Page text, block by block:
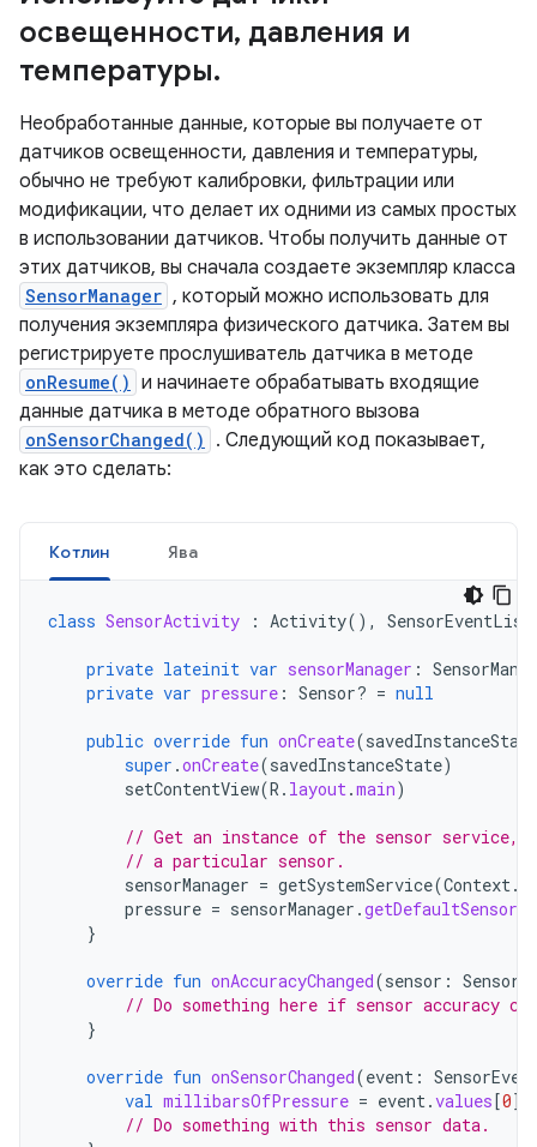
освещенности, давления и
температуры.
Необработанные данные, которые вы получаете от
датчиков освещенности, давления и температуры,
обычно не требуют калибровки, фильтрации или
модификации, что делает их одними из самых простых
в использовании датчиков. Чтобы получить данные от
этих датчиков, вы сначала создаете экземпляр класса
SensorManager , который можно использовать для
получения экземпляра физического датчика. Затем вы
регистрируете прослушиватель датчика в методе
onResume() и начинаете обрабатывать входящие
данные датчика в методе обратного вызова
onSensorChanged()
. Следующий код показывает,
как это сделать:
Котлин Ява
class SensorActivity : Activity(),
private lateinit var sensorManager :
private var pressure : Sensor? = null
public override fun onCreate(savedInstanceState
super .onCreate(savedInstanceState)
setContentView(R . layout.main)
// Get an instance of the sensor service,
// a particular sensor.
sensorManager = getSystemService(Context.
pressure = sensorManager .getDefaultSensor
}
override fun onAccuracyChanged(sensor : Sensor
// Do something here if sensor accuracy
}
override fun onSensorChanged(event :
val millibarsOfPressure = event.values[0]
// Do something with this sensor data.